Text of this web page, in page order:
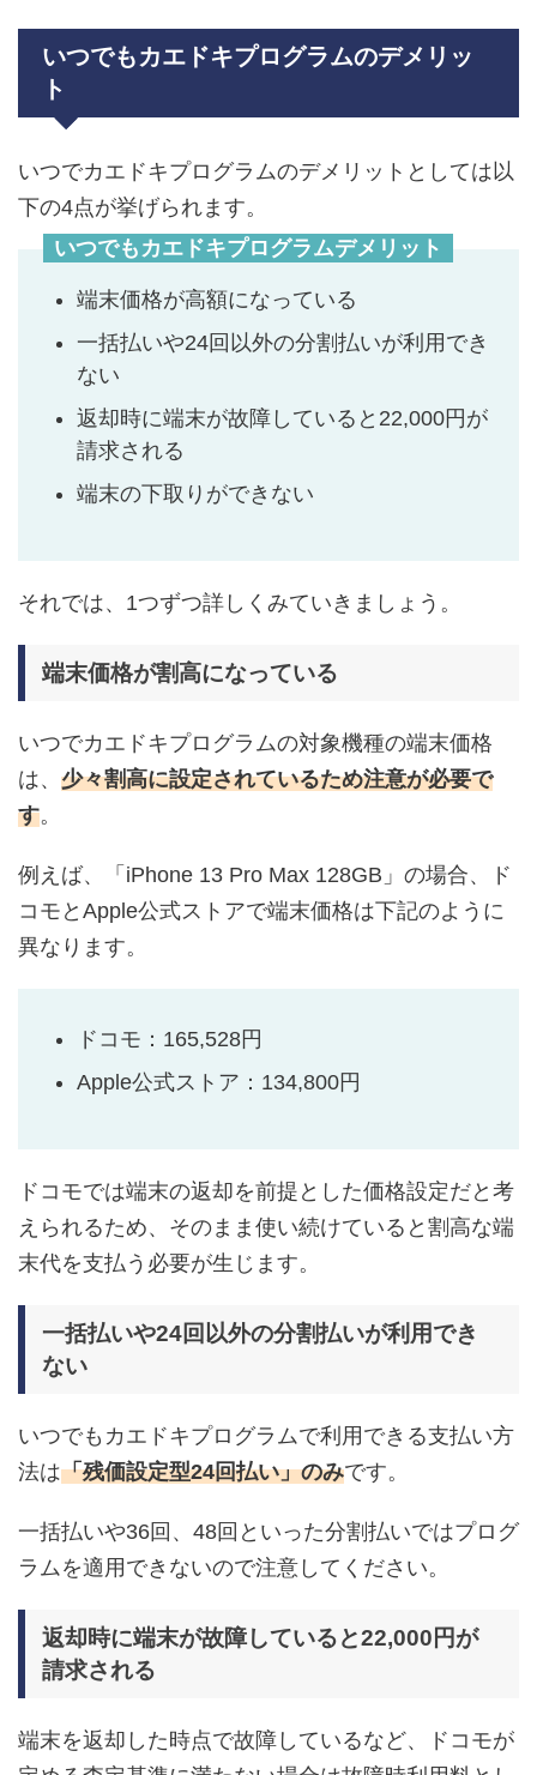
いつでもカエドキプログラムのデメリッ
ト
いつでカエドキプログラムのデメリットとしては以
下の4点が挙げられます。
いつでもカエドキプログラムデメリット
端末価格が高額になっている
一括払いや24回以外の分割払いが利用でき
ない
返却時に端末が故障していると22,000円が
請求される
端末の下取りができない
それでは、1つずつ詳しくみていきましょう。
端末価格が割高になっている
いつでカエドキプログラムの対象機種の端末価格
は、 少々割高に設定されているため注意が必要で
す。
例えば、「iPhone 13 Pro Max 128GB」の場合、ド
コモとApple公式ストアで端末価格は下記のように
異なります。
ドコモ： 165,528円
Apple公式ストア：134,800円
ドコモでは端末の返却を前提とした価格設定だと考
えられるため、そのまま使い続けていると割高な端
末代を支払う必要が生じます。
一括払いや24回以外の分割払いが利用でき
ない
いつでもカエドキプログラムで利用できる支払い方
法は「残価設定型24回払い」のみです。
一括払いや36回、48回といった分割払いではプログ
ラムを適用できないので注意してください。
返却時に端末が故障していると22,000円が
請求される
端末を返却した時点で故障しているなど、ドコモが